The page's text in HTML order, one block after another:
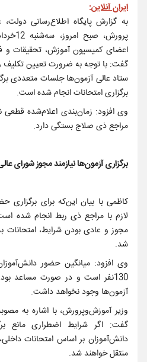
ایران آنلاین:
به گزارش پایگاه اطلاع‌رسانی
اعضای کمیسیون آموزش، تحقیقات و
گفت: با توجه به ضرورت تعیین
ستاد عالی آزمون‌ها جلسات متعددی
برگزاری امتحانات انجام شده است.
وی افزود: زمان‌بندی اعلام‌شده
مراجع ذی صلاج بستگی دارد.
برگزاری آزمون‌ها نیازمند مجوز شورای
کاظمی با بیان این‌که برای برگزاری
لازم با مراجع ذی ربط انجام شده
مجوز و عادی بودن شرایط،
شد.
وی افزود: میانگین حضور
130نفر است و در صورت مساعد
آزمون‌ها وجود نخواهد داشت.
وزیر آموزش‌وپرورش، با اشاره به
گفت: اگر شرایط اضطراری مانع
دانش‌آموزان بر اساس امتحانات داخلی،
منتقل خواهند شد.